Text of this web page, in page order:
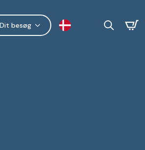
Dit besøg